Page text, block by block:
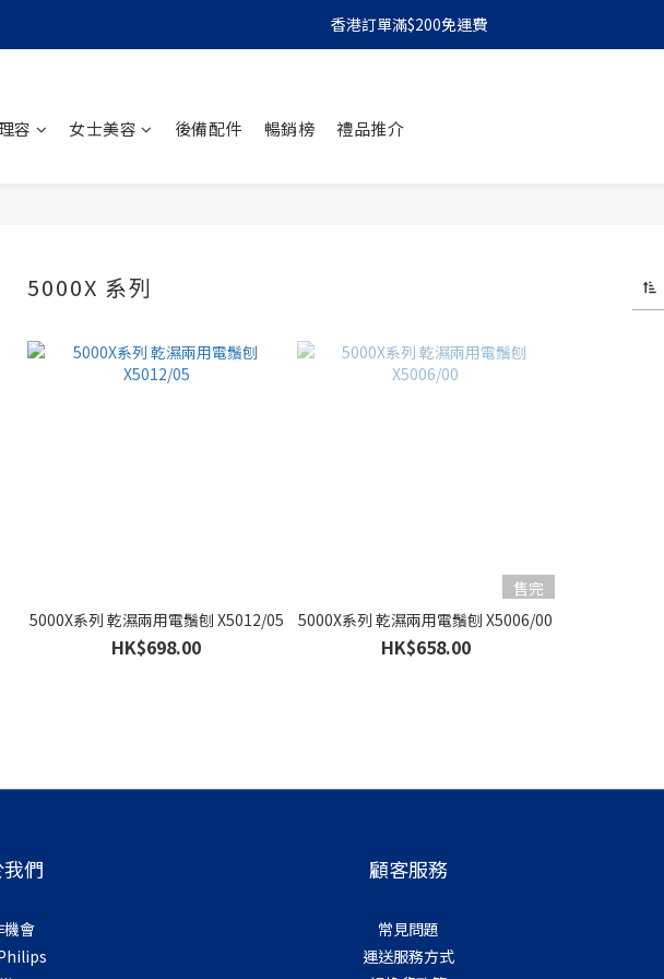
香港訂單滿$200免運費
容 女士美容 後備配件 暢銷榜 禮品推介
5000X 系列
5000X系列 乾濕兩用電鬚刨 X5012/05
HK$698.00
售完
5000X系列 乾濕兩用電鬚刨 X5006/00
HK$658.00
們
機會
顧客服務
常見問題
運送服務方式